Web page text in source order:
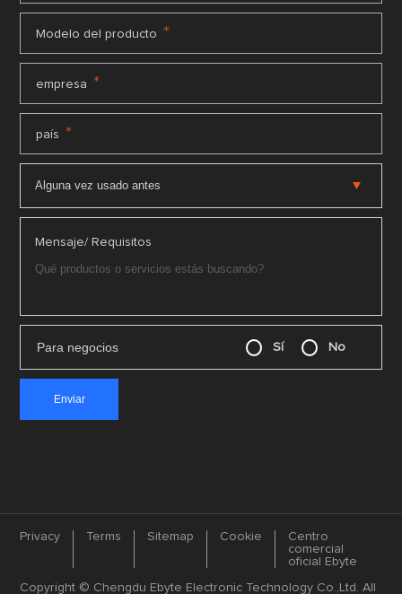
Modelo del producto *
empresa *
país *
Mensaje/ Requisitos
Para negocios Sí No
Privacy Terms Sitemap Cookie
Centro
comercial
oficial Ebyte
Copyright © Chengdu Ebyte Electronic Technology Co.,Ltd. All